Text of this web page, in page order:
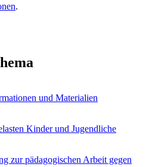
.
und Materialien
Kinder und Jugendliche
zur pädagogischen Arbeit gegen